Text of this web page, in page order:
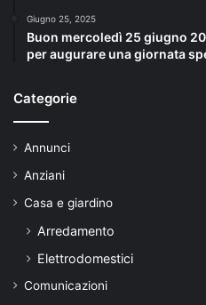
Giugno 25, 2025
Buon mercoledì 25 giugno
per augurare una giornata
Categorie
Annunci
Anziani
Casa e giardino
Arredamento
Elettrodomestici
Comunicazioni